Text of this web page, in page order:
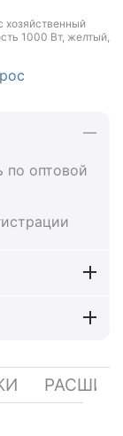
хозяйственный
1000 Вт, желтый,
по оптовой